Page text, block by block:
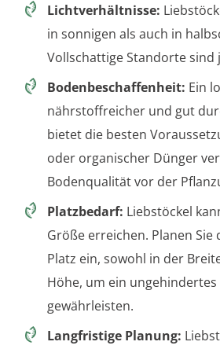
Lichtverhältnisse:
in sonnigen als auch in
Vollschattige Standorte sind
Bodenbeschaffenheit: Ein
nährstoffreicher und gut
bietet die besten
oder organischer Dünger
Bodenqualität vor der
Platzbedarf: Liebstöckel
Größe erreichen. Planen
Platz ein, sowohl in der
Höhe, um ein
gewährleisten.
Langfristige Planung: